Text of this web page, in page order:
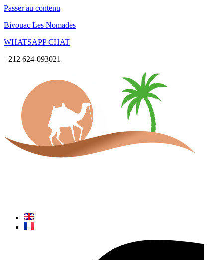
Passer au contenu
Bivouac Les Nomades
WHATSAPP CHAT
+212 624-093021